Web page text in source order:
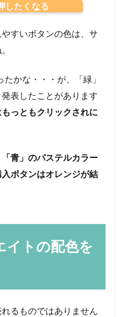
したくなる
すいボタンの色は、サ
かな・・・が、「緑」
表したことがあります
っともクリックされに
青」のパステルカラー
ボタンはオレンジが結
イトの配色を
るものではありません